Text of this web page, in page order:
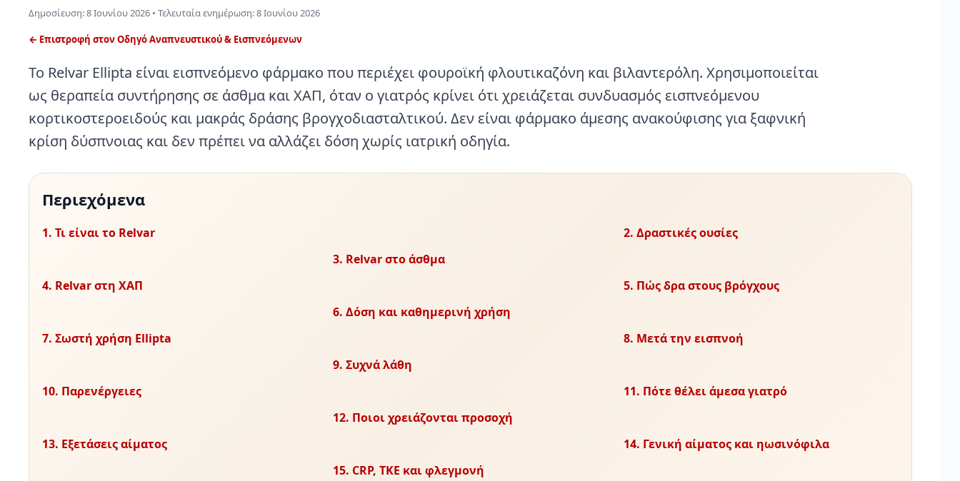
Δημοσίευση:8 Ιουνίου 2026 • Τελευταία ενημέρωση:8 Ιουνίου 2026
← Επιστροφή στον Οδηγό Αναπνευστικού & Εισπνεόμενων
Το Relvar Ellipta είναι εισπνεόμενο φάρμακο που περιέχει φουροϊκή φλουτικαζόνη και βιλαντερόλη. Χρησιμοποιείται
ως θεραπεία συντήρησης σε άσθμα και ΧΑΠ, όταν ο γιατρός κρίνει ότι χρειάζεται συνδυασμός εισπνεόμενου
κορτικοστεροειδούς και μακράς δράσης βρογχοδιασταλτικού. Δεν είναι φάρμακο άμεσης ανακούφισης για ξαφνική
κρίση δύσπνοιας και δεν πρέπει να αλλάζει δόση χωρίς ιατρική οδηγία.
Περιεχόμενα
1. Τι είναι το Relvar
2. Δραστικές ουσίες
3. Relvar στο άσθμα
4. Relvar στη ΧΑΠ
5. Πώς δρα στους βρόγχους
6. Δόση και καθημερινή χρήση
7. Σωστή χρήση Ellipta
8. Μετά την εισπνοή
9. Συχνά λάθη
10. Παρενέργειες
11. Πότε θέλει άμεσα γιατρό
12. Ποιοι χρειάζονται προσοχή
13. Εξετάσεις αίματος
14. Γενική αίματος και ηωσινόφιλα
15. CRP, ΤΚΕ και φλεγμονή